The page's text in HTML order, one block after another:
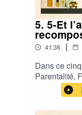
5. 5-Et
41:36 |
Dans ce
Parentalité,
Catherine
parfois
dans lequel